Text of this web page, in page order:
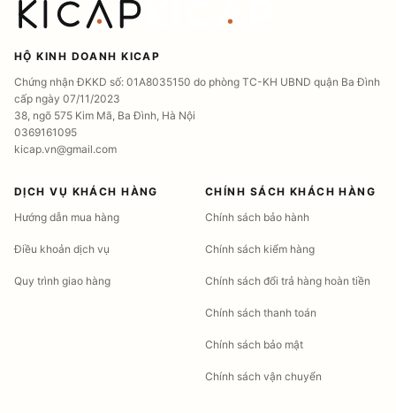
HỘ KINH DOANH KICAP
Chứng nhận ĐKKD số: 01A8035150 do phòng TC-KH UBND quận Ba Đình
cấp ngày 07/11/2023
38, ngõ 575 Kim Mã, Ba Đình, Hà Nội
0369161095
kicap.vn@gmail.com
DỊCH VỤ KHÁCH HÀNG
Hướng dẫn mua hàng
Điều khoản dịch vụ
Quy trình giao hàng
CHÍNH SÁCH KHÁCH HÀNG
Chính sách bảo hành
Chính sách kiểm hàng
Chính sách đổi trả hàng hoàn tiền
Chính sách thanh toán
Chính sách bảo mật
Chính sách vận chuyển